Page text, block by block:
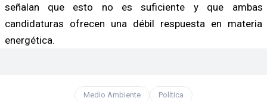
señalan que esto no es suficiente y que ambas
candidaturas ofrecen una débil respuesta en materia
energética.
Medio Ambiente Política